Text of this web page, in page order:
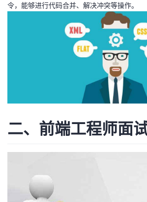
令，能够进行代码合并、解决冲突等操作。
二、前端工程师面